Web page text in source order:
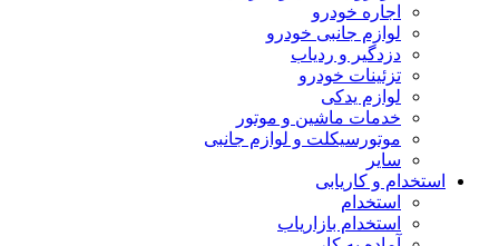
اجاره خودرو
لوازم جانبی خودرو
دزدگیر و ردیاب
تزئینات خودرو
لوازم یدکی
خدمات ماشین و موتور
موتورسیکلت و لوازم جانبی
سایر
استخدام و کاریابی
استخدام
استخدام بازاریاب